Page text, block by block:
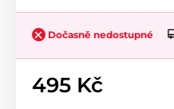
Dočasně nedostupné
495 Kč